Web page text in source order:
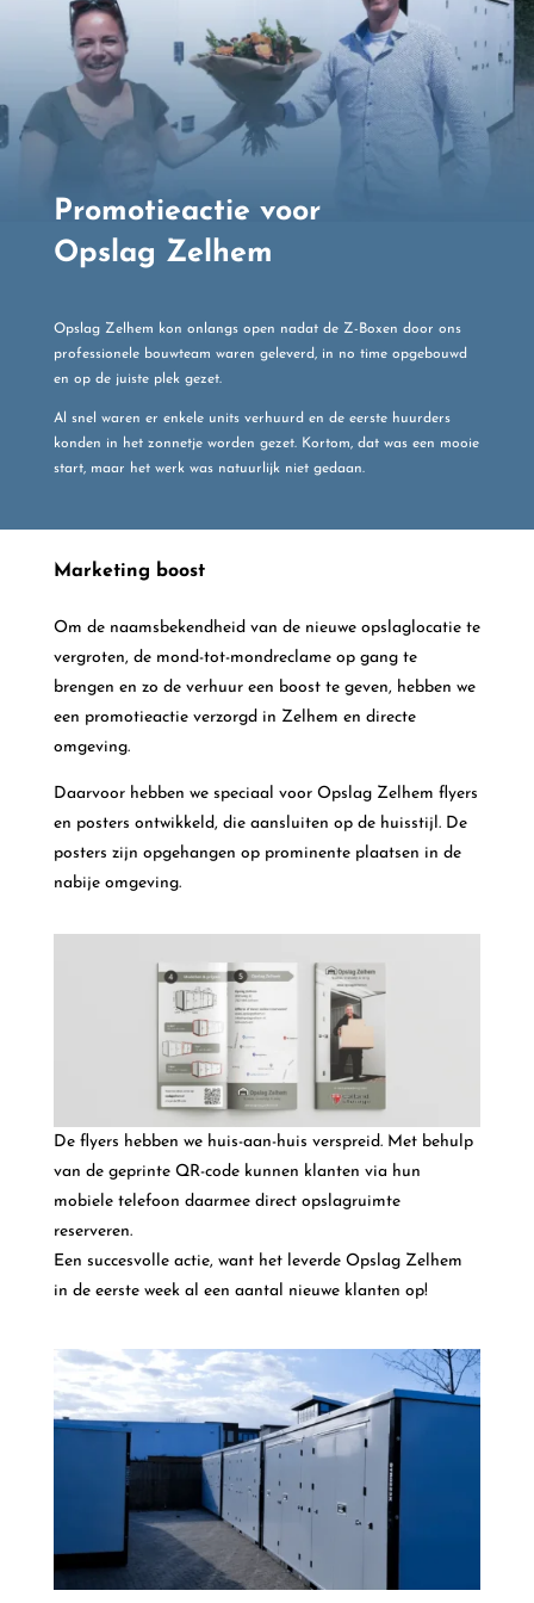
Promotieactie voor
Opslag Zelhem
Opslag Zelhem kon onlangs open nadat de Z-Boxen door ons
professionele bouwteam waren geleverd, in no time opgebouwd
en op de juiste plek gezet.
Al snel waren er enkele units verhuurd en de eerste huurders
konden in het zonnetje worden gezet. Kortom, dat was een mooie
start, maar het werk was natuurlijk niet gedaan.
Marketing boost
Om de naamsbekendheid van de nieuwe opslaglocatie te
vergroten, de mond-tot-mondreclame op gang te
brengen en zo de verhuur een boost te geven, hebben we
een promotieactie verzorgd in Zelhem en directe
omgeving.
Daarvoor hebben we speciaal voor Opslag Zelhem flyers
en posters ontwikkeld, die aansluiten op de huisstijl. De
posters zijn opgehangen op prominente plaatsen in de
nabije omgeving.
De flyers hebben we huis-aan-huis verspreid. Met behulp
van de geprinte QR-code kunnen klanten via hun
mobiele telefoon daarmee direct opslagruimte
reserveren.
Een succesvolle actie, want het leverde Opslag Zelhem
in de eerste week al een aantal nieuwe klanten op!